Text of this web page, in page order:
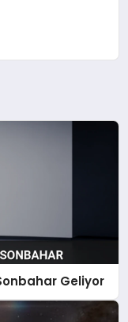
Geliyor